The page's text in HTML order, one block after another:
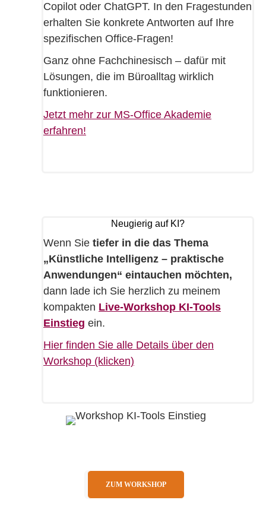
Copilot oder ChatGPT. In den Fragestunden
erhalten Sie konkrete Antworten auf Ihre
spezifischen Office-Fragen!
Ganz ohne Fachchinesisch – dafür mit
Lösungen, die im Büroalltag wirklich
funktionieren.
Jetzt mehr zur MS-Office Akademie
erfahren!
Neugierig auf KI?
Wenn Sie tiefer in die das Thema
„Künstliche Intelligenz – praktische
Anwendungen“ eintauchen möchten,
dann lade ich Sie herzlich zu meinem
kompakten Live-Workshop KI-Tools
Einstieg ein.
Hier finden Sie alle Details über den
Workshop (klicken)
ZUM WORKSHOP